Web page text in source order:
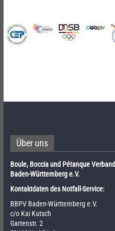
Über uns
Boule, Boccia und Pétanque Verband
Baden-Württemberg e.V.
Kontaktdaten des Notfall-Service:
BBPV Baden-Württemberg e.V.
c/o Kai Kutsch
Gartenstr. 2